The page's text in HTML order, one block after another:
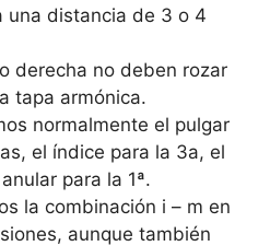
una distancia de 3 o 4
derecha no deben rozar
tapa armónica.
normalmente el pulgar
el índice para la 3a, el
para la 1ª.
la combinación i – m en
aunque también